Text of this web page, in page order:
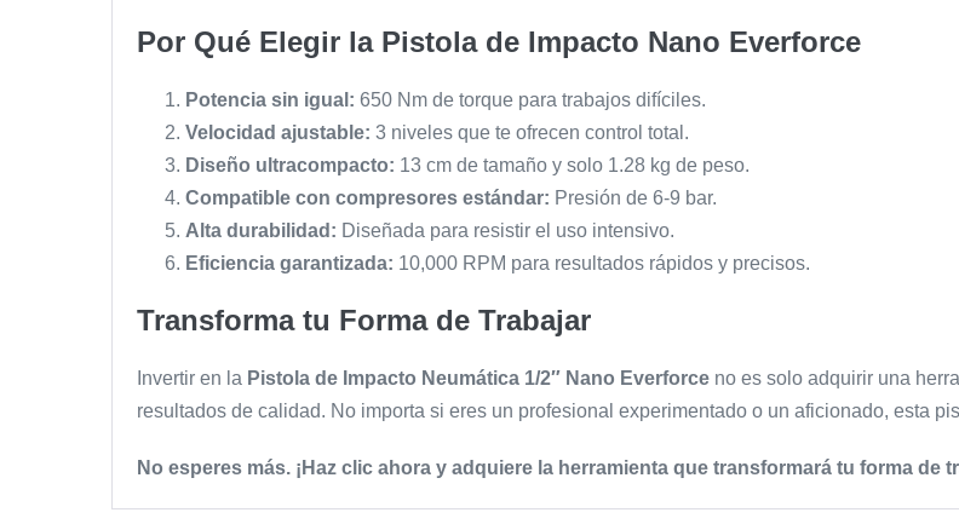
Por Qué Elegir la Pistola de Impacto Nano Everforce
Potencia sin igual: 650 Nm de torque para trabajos difíciles.
Velocidad ajustable: 3 niveles que te ofrecen control total.
Diseño ultracompacto: 13 cm de tamaño y solo 1.28 kg de peso.
Compatible con compresores estándar: Presión de 6-9 bar.
Alta durabilidad: Diseñada para resistir el uso intensivo.
Eficiencia garantizada: 10,000 RPM para resultados rápidos y precisos.
Transforma tu Forma de Trabajar
Invertir en la Pistola de Impacto Neumática 1/2″ Nano Everforce no es solo adquirir una
resultados de calidad. No importa si eres un profesional experimentado o un aficionado, esta
No esperes más. ¡Haz clic ahora y adquiere la herramienta que transformará tu forma de